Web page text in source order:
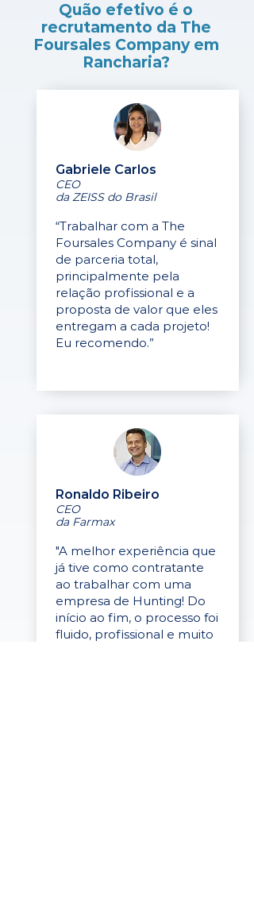
Quão efetivo é o
recrutamento da The
Foursales Company em
Rancharia?
Gabriele Carlos
CEO
da ZEISS do Brasil
“Trabalhar com a The
Foursales Company é sinal
de parceria total,
principalmente pela
relação profissional e a
proposta de valor que eles
entregam a cada projeto!
Eu recomendo.”
Ronaldo Ribeiro
CEO
da Farmax
"A melhor experiência que
já tive como contratante
ao trabalhar com uma
empresa de Hunting! Do
início ao fim, o processo foi
fluido, profissional e muito